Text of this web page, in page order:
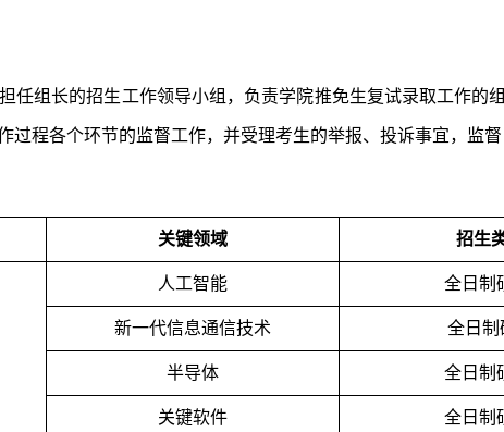
任组长的招生工作领导小组，负责学院推免生复试录取工作的
过程各个环节的监督工作，并受理考生的举报、投诉事宜，监
关键领域 招生
人工智能 全日制
新一代信息通信技术 全日制
半导体 全日制
关键软件 全日制